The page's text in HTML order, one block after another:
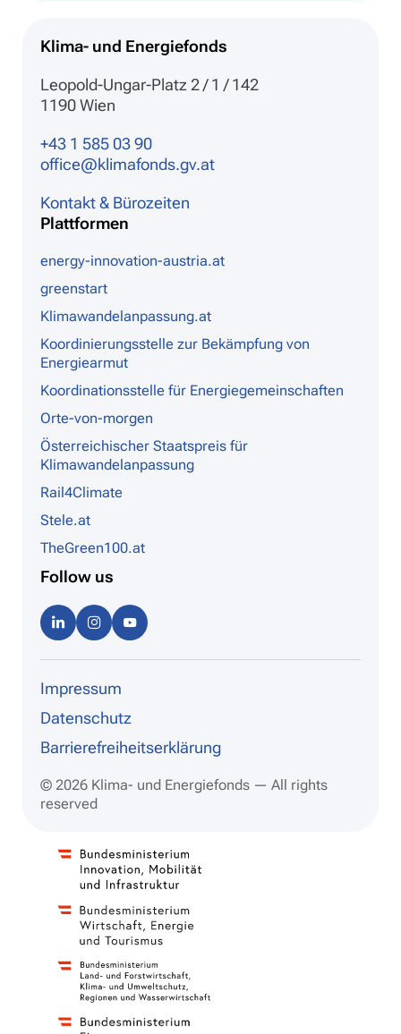
Klima- und Energiefonds
Leopold-Ungar-Platz 2 / 1 / 142
1190 Wien
+43 1 585 03 90
office@klimafonds.gv.at
Kontakt & Bürozeiten
Plattformen
energy-innovation-austria.at
greenstart
Klimawandelanpassung.at
Koordinierungsstelle zur Bekämpfung von
Energiearmut
Koordinationsstelle für Energiegemeinschaften
Orte-von-morgen
Österreichischer Staatspreis für
Klimawandelanpassung
Rail4Climate
Stele.at
TheGreen100.at
Follow us
Linke
dIn
Instag
ram be
Impressum
Datenschutz
Barrierefreiheitserklärung
© 2026 Klima- und Energiefonds — All rights
reserved